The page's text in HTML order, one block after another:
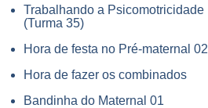
Trabalhando a Psicomotricidade
(Turma 35)
Hora de festa no Pré-maternal 02
Hora de fazer os combinados
Bandinha do Maternal 01